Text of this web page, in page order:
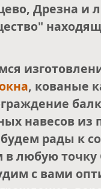
Дрезна и
, кованые
навесов из
рады к
любую точку
с вами